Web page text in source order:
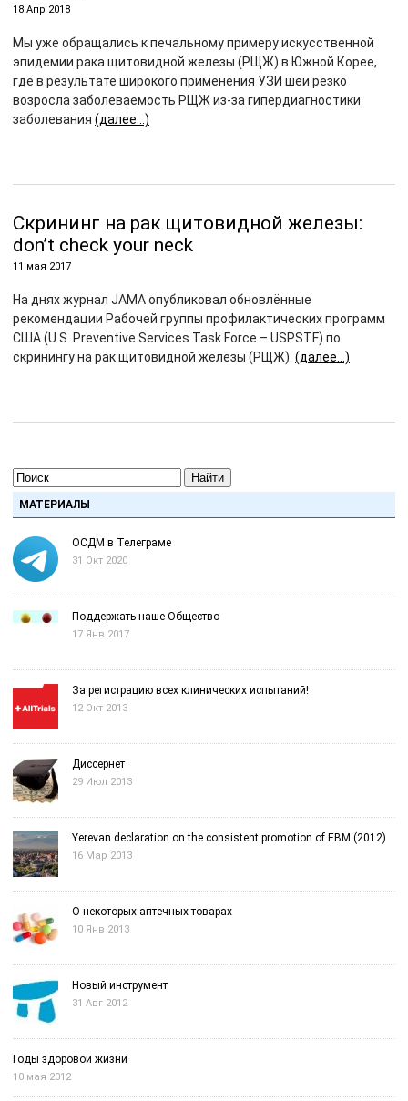
18 Апр 2018
Мы уже обращались к печальному примеру искусственной
эпидемии рака щитовидной железы (РЩЖ) в Южной Корее,
где в результате широкого применения УЗИ шеи резко
возросла заболеваемость РЩЖ из-за гипердиагностики
заболевания (далее…)
Скрининг на рак щитовидной железы:
don’t check your neck
11 мая 2017
На днях журнал JAMA опубликовал обновлённые
рекомендации Рабочей группы профилактических программ
США (U.S. Preventive Services Task Force – USPSTF) по
скринингу на рак щитовидной железы (РЩЖ). (далее…)
Найти
МАТЕРИАЛЫ
ОСДМ в Телеграме
31 Окт 2020
Поддержать наше Общество
17 Янв 2017
За регистрацию всех клинических испытаний!
12 Окт 2013
Диссернет
29 Июл 2013
Yerevan declaration on the consistent promotion of EBM (2012)
16 Мар 2013
О некоторых аптечных товарах
10 Янв 2013
Новый инструмент
31 Авг 2012
Годы здоровой жизни
10 мая 2012